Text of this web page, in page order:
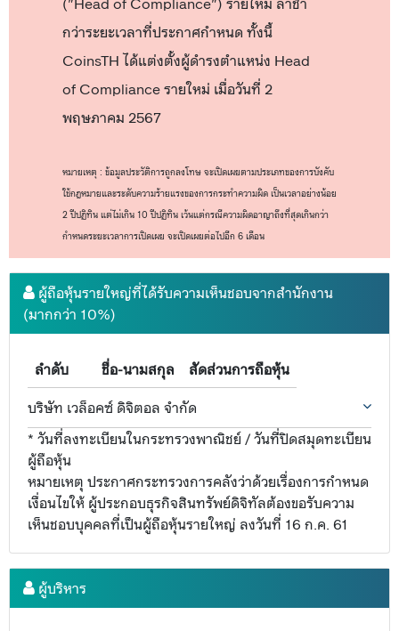
กว่าระยะเวลาที่ประกาศกำหนด ทั้งนี้
CoinsTH ได้แต่งตั้งผู้ดำรงตำแหน่ง Head
of Compliance รายใหม่ เมื่อวันที่ 2
พฤษภาคม 2567
หมายเหตุ : ข้อมูลประวัติการถูกลงโทษ จะเปิดเผยตามประเภทของการบังคับ
ใช้กฎหมายและระดับความร้ายแรงของการกระทำความผิด เป็นเวลาอย่างน้อย
2 ปีปฏิทิน แต่ไม่เกิน 10 ปีปฏิทิน เว้นแต่กรณีความผิดอาญาถึงที่สุดเกินกว่า
กำหนดระยะเวลาการเปิดเผย จะเปิดเผยต่อไปอีก 6 เดือน
ผู้ถือหุ้นรายใหญ่ที่ได้รับความเห็นชอบจากสำนักงาน
(มากกว่า 10%)
ลำดับ ชื่อ-นามสกุล
สัดส่วนการถือหุ้น
บริษัท เวล็อคซ์ ดิจิตอล จำกัด
* วันที่ลงทะเบียนในกระทรวงพาณิชย์ / วันที่ปิดสมุดทะเบียน
ผู้ถือหุ้น
หมายเหตุ ประกาศกระทรวงการคลังว่าด้วยเรื่องการกำหนด
เงื่อนไขให้ ผู้ประกอบธุรกิจสินทรัพย์ดิจิทัลต้องขอรับความ
เห็นชอบบุคคลที่เป็นผู้ถือหุ้นรายใหญ่ ลงวันที่ 16 ก.ค. 61
ผู้บริหาร